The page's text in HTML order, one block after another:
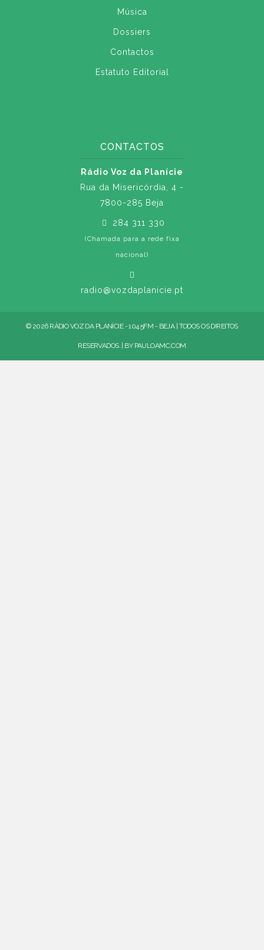
Música
Dossiers
Contactos
Estatuto Editorial
CONTACTOS
Rádio Voz da Planície
Rua da Misericórdia, 4 -
7800-285 Beja
284 311 330
(Chamada para a rede fixa
nacional)
radio@vozdaplanicie.pt
© 2026 RÁDIO VOZ DA PLANÍCIE - 104.5FM - BEJA | TODOS OS DIREITOS
RESERVADOS. | BY PAULOAMC.COM